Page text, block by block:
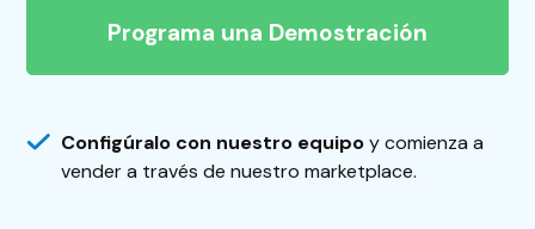
Programa una Demostración
Configúralo con nuestro equipoy comienza a
vender a través de nuestro marketplace.